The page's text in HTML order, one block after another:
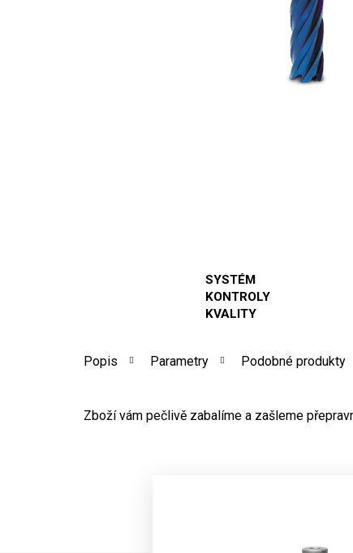
SYSTÉM
KONTROLY
KVALITY
Popis Parametry Podobné produkty
Zboží vám pečlivě zabalíme a zašleme